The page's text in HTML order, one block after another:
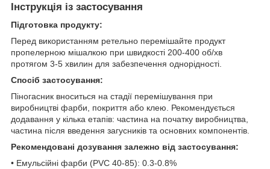
Інструкція із застосування
Підготовка продукту:
Перед використанням ретельно перемішайте продукт
пропелерною мішалкою при швидкості 200-400 об/хв
протягом 3-5 хвилин для забезпечення однорідності.
Спосіб застосування:
Піногасник вноситься на стадії перемішування при
виробництві фарби, покриття або клею. Рекомендується
додавання у кілька етапів: частина на початку виробництва,
частина після введення загусників та основних компонентів.
Рекомендовані дозування залежно від застосування:
• Емульсійні фарби (PVC 40-85): 0.3-0.8%